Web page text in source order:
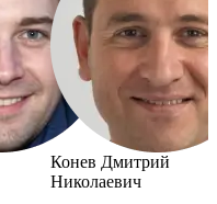
Конев Дмитрий
Николаевич